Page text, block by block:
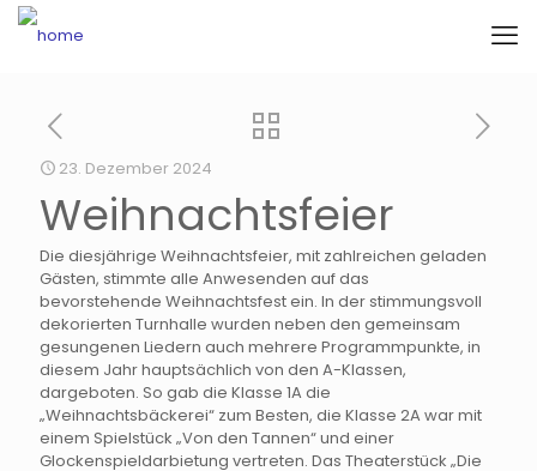
23. Dezember 2024
Weihnachtsfeier
Die diesjährige Weihnachtsfeier, mit zahlreichen geladen
Gästen, stimmte alle Anwesenden auf das
bevorstehende Weihnachtsfest ein. In der stimmungsvoll
dekorierten Turnhalle wurden neben den gemeinsam
gesungenen Liedern auch mehrere Programmpunkte, in
diesem Jahr hauptsächlich von den A-Klassen,
dargeboten. So gab die Klasse 1A die
„Weihnachtsbäckerei“ zum Besten, die Klasse 2A war mit
einem Spielstück „Von den Tannen“ und einer
Glockenspieldarbietung vertreten. Das Theaterstück „Die